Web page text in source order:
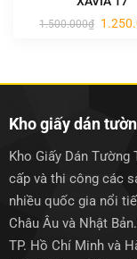
1.500.000₫ Giá
Kho giấy dán
Kho Giấy Dán Tường
cấp và thi công các
nhiều quốc gia nổi
Châu Âu và Nhật
TP. Hồ Chí Minh và